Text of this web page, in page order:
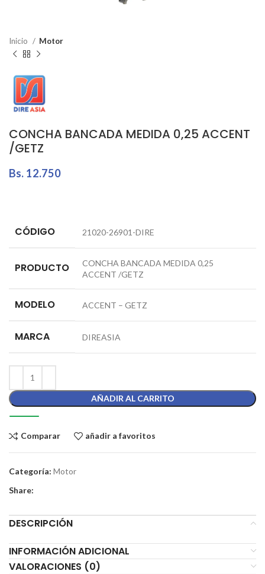
Inicio Motor
CONCHA BANCADA MEDIDA 0,25 ACCENT
/GETZ
Bs. 12.750
CÓDIGO 21020-26901-DIRE
PRODUCTO
CONCHA BANCADA MEDIDA 0,25
ACCENT /GETZ
MODELO ACCENT – GETZ
MARCA DIREASIA
AÑADIR AL CARRITO
Comparar añadir a favoritos
Categoría: Motor
Share:
DESCRIPCIÓN
INFORMACIÓN ADICIONAL
VALORACIONES (0)